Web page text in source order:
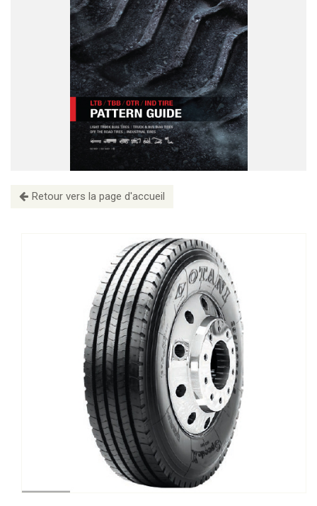
Retour vers la page d'accueil